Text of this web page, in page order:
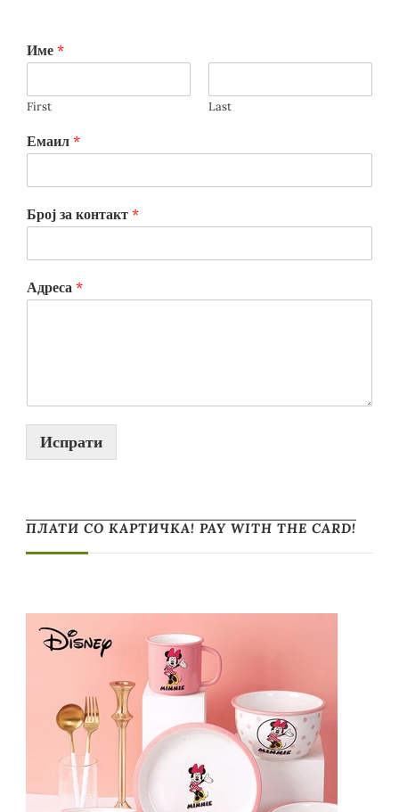
Име *
First Last
Емаил *
Број за контакт *
Адреса *
Испрати
ПЛАТИ СО КАРТИЧКА! PAY WITH THE CARD!